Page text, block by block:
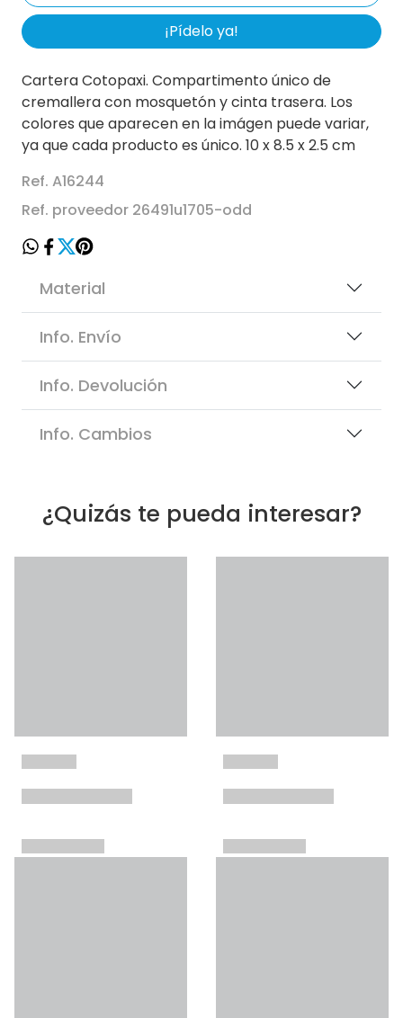
¡Pídelo ya!
Cartera Cotopaxi. Compartimento único de
cremallera con mosquetón y cinta trasera. Los
colores que aparecen en la imágen puede variar,
ya que cada producto es único. 10 x 8.5 x 2.5 cm
Ref. A16244
Ref. proveedor 26491u1705-odd
Material
Info. Envío
Info. Devolución
Info. Cambios
¿Quizás te pueda interesar?